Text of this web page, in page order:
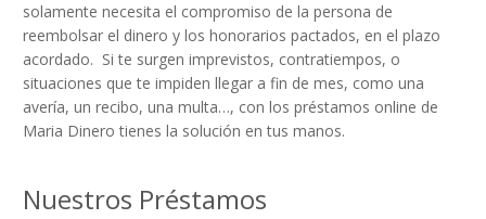
solamente necesita el compromiso de la persona de
reembolsar el dinero y los honorarios pactados, en el plazo
acordado. Si te surgen imprevistos, contratiempos, o
situaciones que te impiden llegar a fin de mes, como una
avería, un recibo, una multa…, con los préstamos online de
Maria Dinero tienes la solución en tus manos.
Nuestros Préstamos